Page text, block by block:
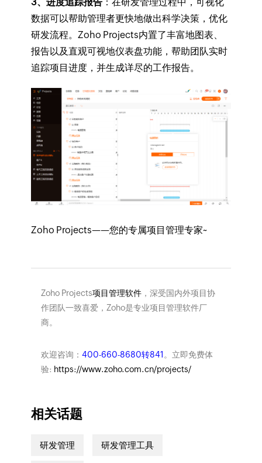
数据可以帮助管理者更快地做出科学决策，优化
研发流程。Zoho Projects内置了丰富地图表、
报告以及直观可视地仪表盘功能，帮助团队实时
追踪项目进度，并生成详尽的工作报告。
Zoho Projects——您的专属项目管理专家~
Zoho Projects项目管理软件，深受国内外项目协
作团队一致喜爱，Zoho是专业项目管理软件厂
商。
欢迎咨询： 400-660-8680转841 。立即免费体
验: https://www.zoho.com.cn/projects/
相关话题
研发管理 研发管理工具